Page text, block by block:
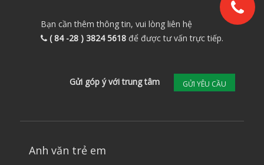
Bạn cần thêm thông tin, vui lòng liên hệ
( 84 -28 ) 3824 5618để được tư vấn trực tiếp.
Gửi góp ý với trung tâm GỬI YÊU CẦU
Anh văn trẻ em